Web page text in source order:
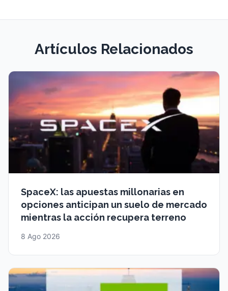
Artículos Relacionados
SpaceX: las apuestas millonarias en
opciones anticipan un suelo de mercado
mientras la acción recupera terreno
8 Ago 2026